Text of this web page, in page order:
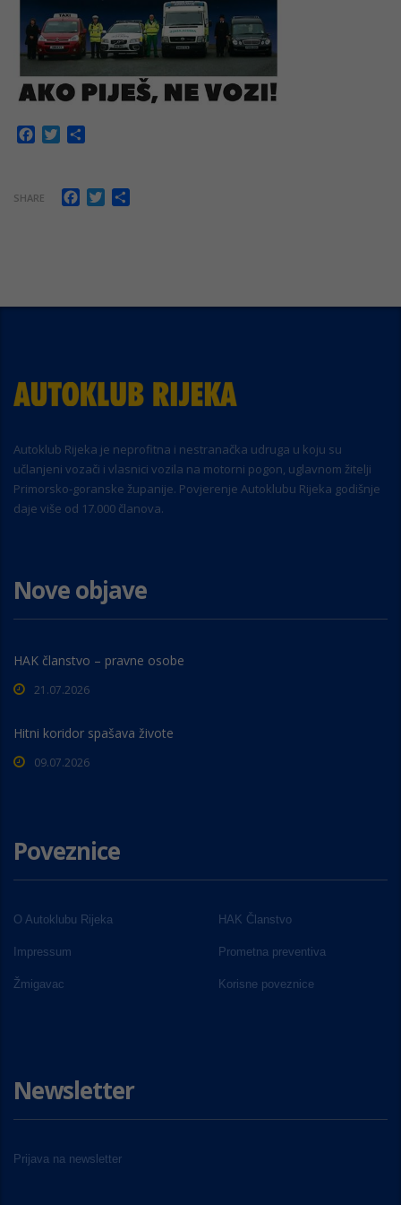
Facebook
Twitter
SHARE Facebook
Twitter
Autoklub Rijeka je neprofitna i nestranačka udruga u koju su
učlanjeni vozači i vlasnici vozila na motorni pogon, uglavnom žitelji
Primorsko-goranske županije. Povjerenje Autoklubu Rijeka godišnje
daje više od 17.000 članova.
Nove objave
HAK članstvo – pravne osobe
21.07.2026
Hitni koridor spašava živote
09.07.2026
Poveznice
O Autoklubu Rijeka HAK Članstvo
Impressum Prometna preventiva
Žmigavac Korisne poveznice
Newsletter
Prijava na newsletter